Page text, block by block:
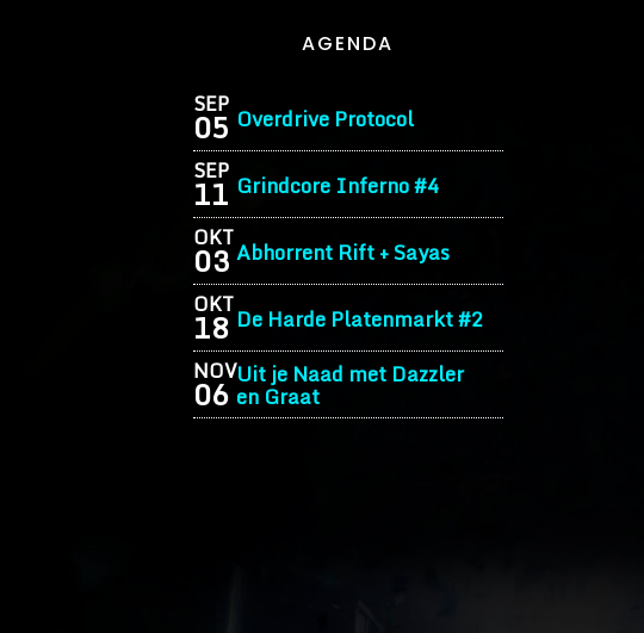
AGENDA
SEP
05 Overdrive Protocol
SEP
11 Grindcore Inferno #4
OKT
03 Abhorrent Rift + Sayas
OKT
18 De Harde Platenmarkt #2
NOV
06 Uit je Naad met Dazzler
en Graat